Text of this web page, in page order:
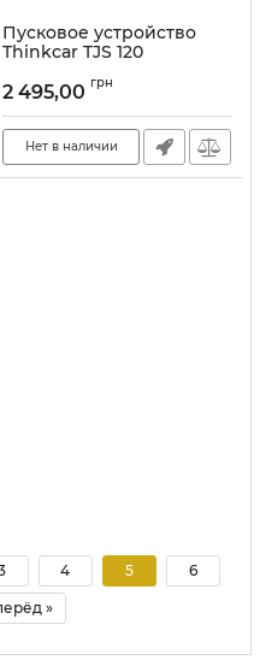
Пусковое устройство
Thinkcar TJS 120
2 495,00 грн
Нет в наличии
4 5 6
»